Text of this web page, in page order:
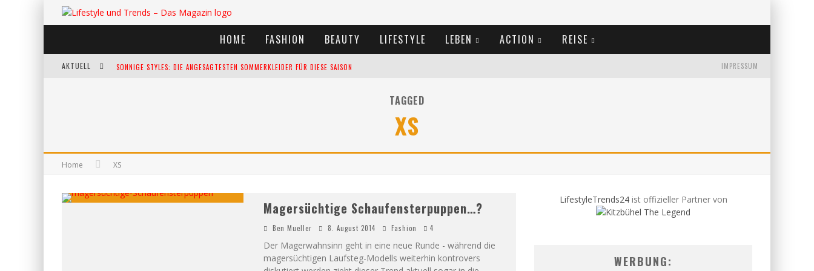
HOME FASHION BEAUTY LIFESTYLE LEBEN ACTION REISE
AKTUELL SONNIGE STYLES: DIE ANGESAGTESTEN SOMMERKLEIDER FÜR DIESE SAISON IMPRESSUM
TAGGED
XS
Home XS
Magersüchtige Schaufensterpuppen…?
Ben Mueller 8. August 2014 Fashion 4
Der Magerwahnsinn geht in eine neue Runde - während die
magersüchtigen Laufsteg-Modells weiterhin kontrovers
LifestyleTrends24ist offizieller Partner von
WERBUNG: